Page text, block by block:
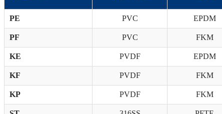
PE PVC EPDM
PF PVC FKM
KE PVDF EPDM
KF PVDF FKM
KP PVDF FKM